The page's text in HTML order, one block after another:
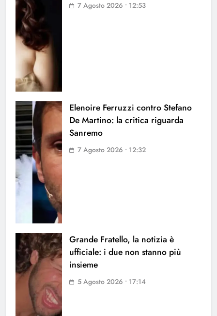
7 Agosto 2026 • 12:53
Elenoire Ferruzzi contro Stefano
De Martino: la critica riguarda
Sanremo
7 Agosto 2026 • 12:32
Grande Fratello, la notizia è
ufficiale: i due non stanno più
insieme
5 Agosto 2026 • 17:14